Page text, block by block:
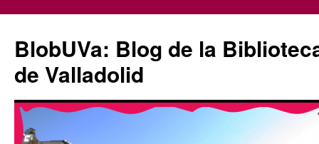
contenido
BlobUVa: Blog de la
de Valladolid